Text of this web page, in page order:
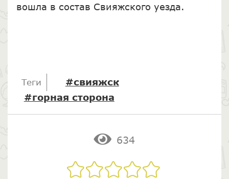
вошла в состав Свияжского уезда.
Теги
#свияжск
#горная сторона
634